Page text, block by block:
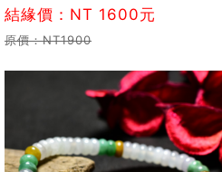
結緣價：NT 1600元
原價：NT1900